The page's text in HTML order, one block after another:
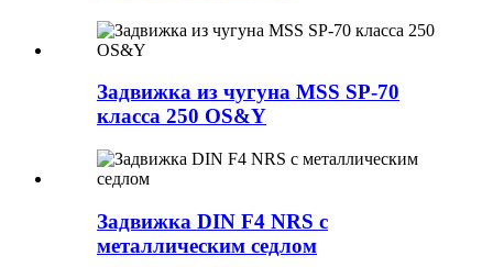
Задвижка из чугуна MSS SP-70
класса 250 OS&Y
Задвижка DIN F4 NRS с
металлическим седлом